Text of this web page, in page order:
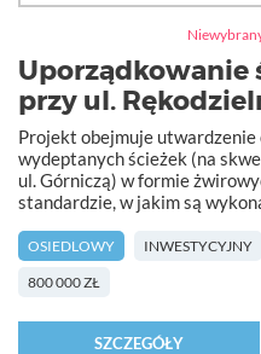
Uporządkowanie
przy ul.
Projekt obejmuje
wydeptanych ścieżek (na
ul. Górniczą) w formie
standardzie, w jakim są
OSIEDLOWY INWESTYCYJNY
800 000 ZŁ
SZCZEGÓŁY